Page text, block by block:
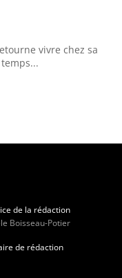
vivre chez sa
de la rédaction
Boisseau-Potier
de rédaction